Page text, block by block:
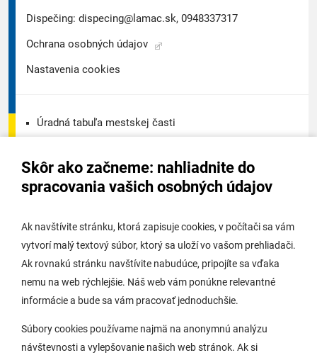
Skôr ako začneme: nahliadnite do
spracovania vašich osobných údajov
Ak navštívite stránku, ktorá zapisuje cookies, v počítači sa vám
vytvorí malý textový súbor, ktorý sa uloží vo vašom prehliadači.
Ak rovnakú stránku navštívite nabudúce, pripojíte sa vďaka
nemu na web rýchlejšie. Náš web vám ponúkne relevantné
informácie a bude sa vám pracovať jednoduchšie.
Súbory cookies používame najmä na anonymnú analýzu
návštevnosti a vylepšovanie našich web stránok. Ak si
Dispečing: dispecing@lamac.sk, 0948337317
Ochrana osobných údajov
Nastavenia cookies
Úradná tabuľa mestskej časti
Úradná tabuľa stavebného úradu
Potrebujem vybaviť
Samospráva
O Lamači